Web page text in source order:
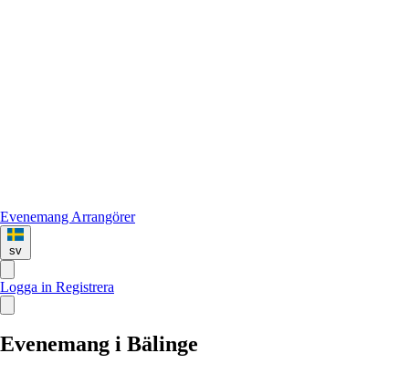
Evenemang Arrangörer
sv
Logga in Registrera
Evenemang i Bälinge